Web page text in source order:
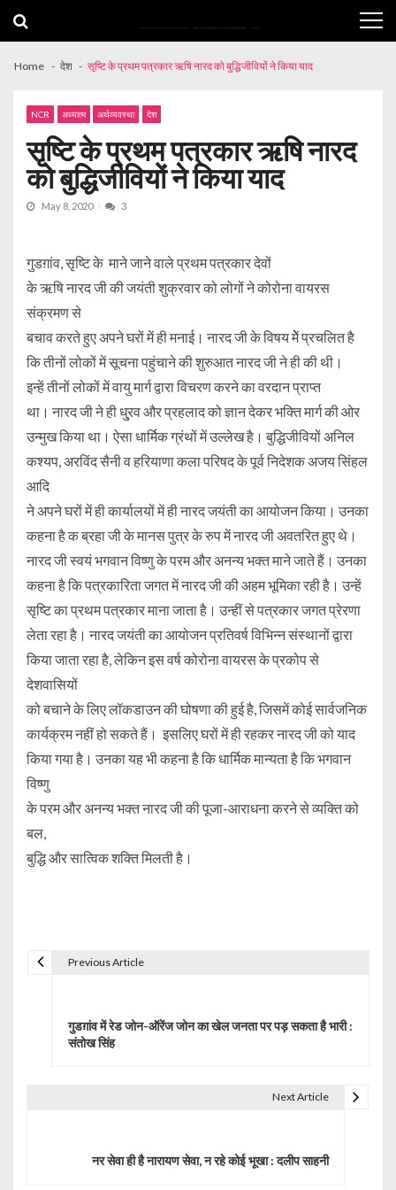
Home देश सृष्टि के प्रथम पत्रकार ऋषि नारद को बुद्धिजीवियों ने किया याद
NCR अध्यात्म अर्थव्यवस्था देश
सृष्टि के प्रथम पत्रकार ऋषि नारद
को बुद्धिजीवियों ने किया याद
May 8, 2020 3
गुडग़ांव, सृष्टि के माने जाने वाले प्रथम पत्रकार देवों
के ऋषि नारद जी की जयंती शुक्रवार को लोगों ने कोरोना वायरस
संक्रमण से
बचाव करते हुए अपने घरों में ही मनाई। नारद जी के विषय मेें प्रचलित है
कि तीनों लोकों में सूचना पहुंचाने की शुरुआत नारद जी ने ही की थी।
इन्हें तीनों लोकों में वायु मार्ग द्वारा विचरण करने का वरदान प्राप्त
था। नारद जी ने ही धु्रव और प्रहलाद को ज्ञान देकर भक्ति मार्ग की ओर
उन्मुख किया था। ऐसा धार्मिक ग्रंथों में उल्लेख है। बुद्धिजीवियों अनिल
कश्यप, अरविंद सैनी व हरियाणा कला परिषद के पूर्व निदेशक अजय सिंहल
आदि
ने अपने घरों में ही कार्यालयों में ही नारद जयंती का आयोजन किया। उनका
कहना है क ब्रहा जी के मानस पुत्र के रुप में नारद जी अवतरित हुए थे।
नारद जी स्वयं भगवान विष्णु के परम और अनन्य भक्त माने जाते हैं। उनका
कहना है कि पत्रकारिता जगत में नारद जी की अहम भूमिका रही है। उन्हें
सृष्टि का प्रथम पत्रकार माना जाता है। उन्हीं से पत्रकार जगत प्रेरणा
लेता रहा है। नारद जयंती का आयोजन प्रतिवर्ष विभिन्न संस्थानों द्वारा
किया जाता रहा है, लेकिन इस वर्ष कोरोना वायरस के प्रकोप से
देशवासियों
को बचाने के लिए लॉकडाउन की घोषणा की हुई है, जिसमें कोई सार्वजनिक
कार्यक्रम नहीं हो सकते हैं। इसलिए घरों में ही रहकर नारद जी को याद
किया गया है। उनका यह भी कहना है कि धार्मिक मान्यता है कि भगवान
विष्णु
के परम और अनन्य भक्त नारद जी की पूजा-आराधना करने से व्यक्ति को
बल,
बुद्धि और सात्विक शक्ति मिलती है।
Previous Article
गुडग़ांव में रेड जोन-ऑरेंज जोन का खेल जनता पर पड़ सकता है भारी :
संतोख सिंह
Next Article
नर सेवा ही है नारायण सेवा, न रहे कोई भूखा : दलीप साहनी